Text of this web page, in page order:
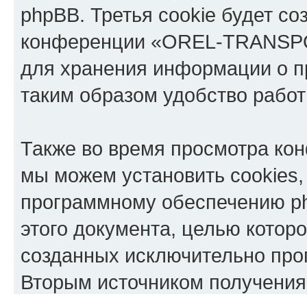
phpBB. Третья cookie будет
конференции «OREL-
для хранения информации о
таким образом удобство
Также во время просмотра
мы можем установить
программному обеспечению
этого документа, целью
созданных исключительно
Вторым источником